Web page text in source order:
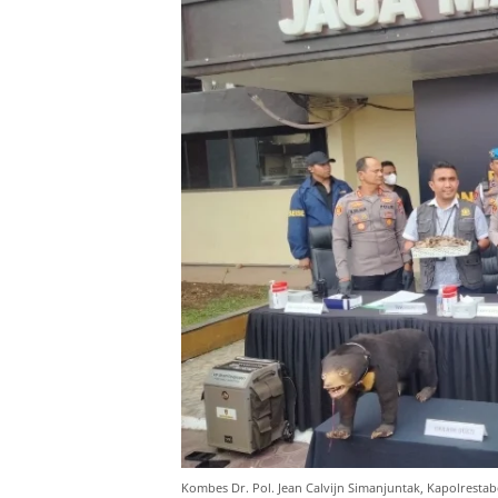
Kombes Dr. Pol. Jean Calvijn Simanjuntak,